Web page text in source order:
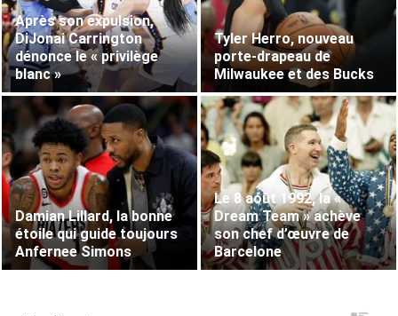
Après son expulsion,
DiJonai Carrington
dénonce le « privilège
blanc »
Tyler Herro, nouveau
porte-drapeau de
Milwaukee et des Bucks
Damian Lillard, la bonne
étoile qui guide toujours
Anfernee Simons
Le 8 août 1992, la «
Dream Team » achève
son chef d’œuvre de
Barcelone